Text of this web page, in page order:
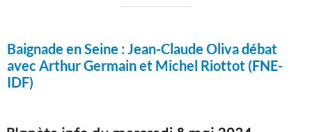
Baignade en Seine :Jean-Claude Oliva débat
avec Arthur Germain et Michel Riottot (FNE-
IDF)